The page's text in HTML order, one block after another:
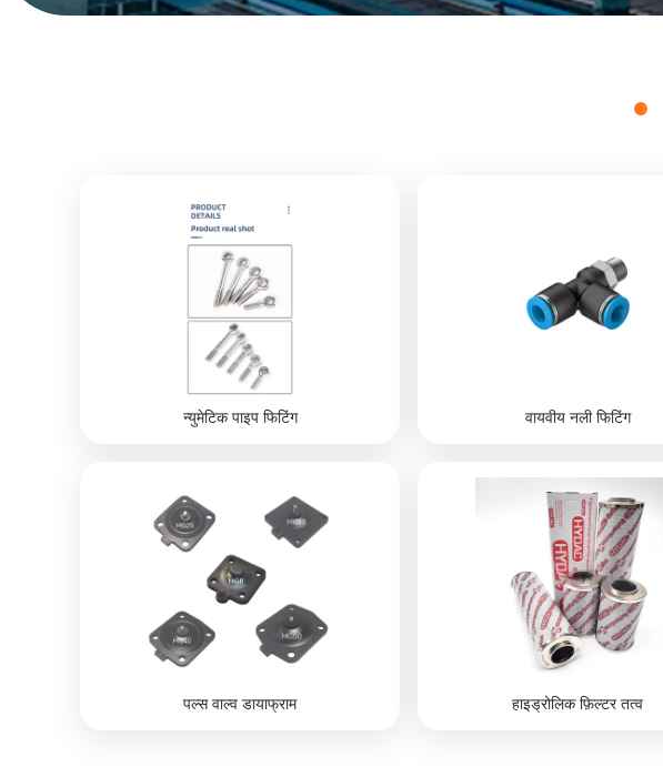
न्युमेटिक पाइप फिटिंग वायवीय नली फिटिंग
पल्स वाल्व डायाफ्राम हाइड्रोलिक फ़िल्टर तत्व